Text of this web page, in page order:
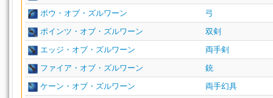
ボウ・オブ・ズルワーン
弓
ポインツ・オブ・ズルワーン
双剣
エッジ・オブ・ズルワーン
両手剣
ファイア・オブ・ズルワーン
銃
ケーン・オブ・ズルワーン
両手幻具